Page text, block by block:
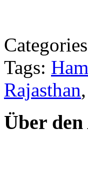
Tags:
Rajasthan,
Über